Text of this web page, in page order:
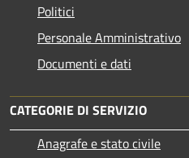
Politici
Personale Amministrativo
Documenti e dati
CATEGORIE DI SERVIZIO
Anagrafe e stato civile